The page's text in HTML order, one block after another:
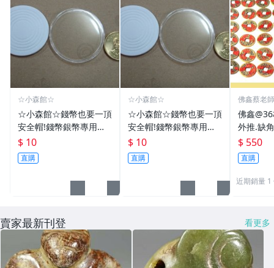
☆小森館☆
☆小森館☆錢幣也要一頂
安全帽!錢幣銀幣專用透
明壓克力盒收納保護盒.1
枚10元~55
$ 10
直購
☆小森館☆
☆小森館☆錢幣也要一頂
安全帽!錢幣銀幣專用透
明壓克力盒收納保護盒.1
枚10元~11
$ 10
直購
佛鑫蔡老
佛鑫
外推.缺
雙碩士
加持/附
$ 550
直購
近期銷量 1
賣家最新刊登 看更多